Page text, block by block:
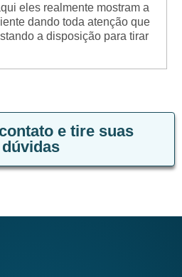
eles realmente mostram a
dando toda atenção que
a disposição para tirar
e tire suas
dúvidas